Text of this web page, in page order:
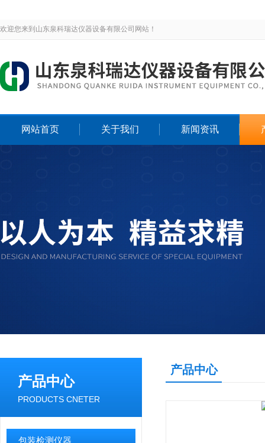
欢迎您来到山东泉科瑞达仪器设备有限公司网站！
网站首页 关于我们 新闻资讯
产品中心
PRODUCTS CNETER
包装检测仪器
产品中心